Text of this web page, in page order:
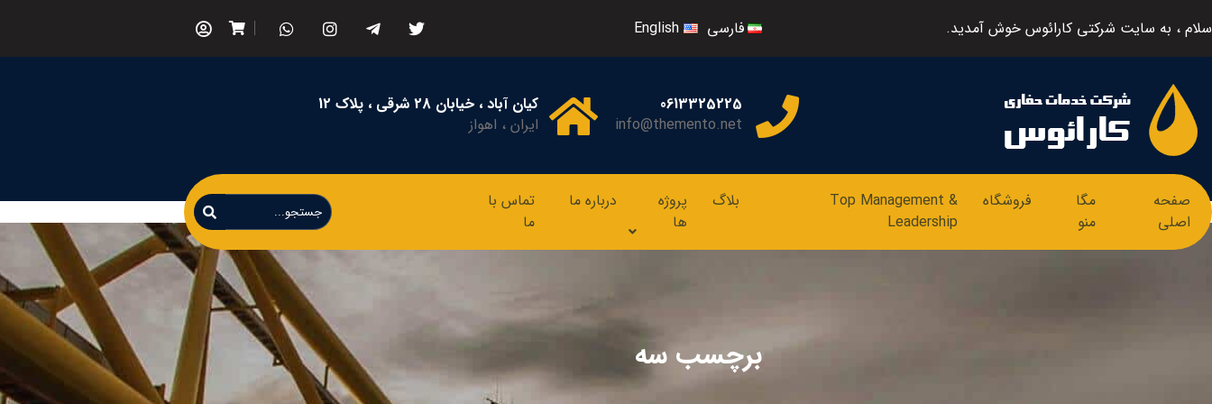
سلام ، به سایت شرکتی کارائوس خوش آمدید. فارسی English
0613325225
info@themento.net
کیان آباد ، خیابان 28 شرقی ، پلاک 12
ایران ، اهواز
صفحه
اصلی
مگا
منو
فروشگاه
Top Management &
Leadership
بلاگ
پروژه
ها
درباره ما
تماس با
ما
برچسب سه